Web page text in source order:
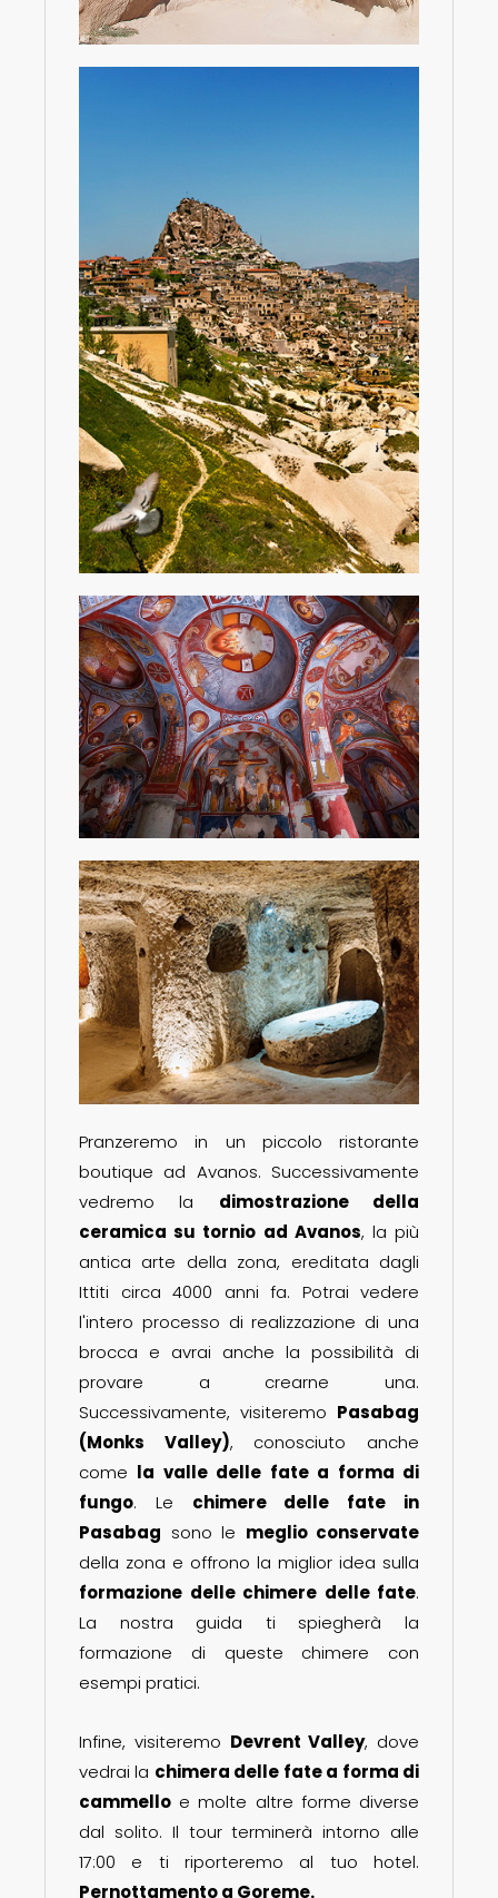
Pranzeremo in un piccolo ristorante
boutique ad Avanos. Successivamente
vedremo la dimostrazione della
ceramica su tornio ad Avanos, la più
antica arte della zona, ereditata dagli
Ittiti circa 4000 anni fa. Potrai vedere
l'intero processo di realizzazione di una
brocca e avrai anche la possibilità di
provare a crearne una.
Successivamente, visiteremo Pasabag
(Monks Valley), conosciuto anche
come la valle delle fate a forma di
fungo. Le chimere delle fate in
Pasabag sono le meglio conservate
della zona e offrono la miglior idea sulla
formazione delle chimere delle fate.
La nostra guida ti spiegherà la
formazione di queste chimere con
esempi pratici.
Infine, visiteremo Devrent Valley, dove
vedrai la chimera delle fate a forma di
cammello e molte altre forme diverse
dal solito. Il tour terminerà intorno alle
17:00 e ti riporteremo al tuo hotel.
Pernottamento a Goreme.